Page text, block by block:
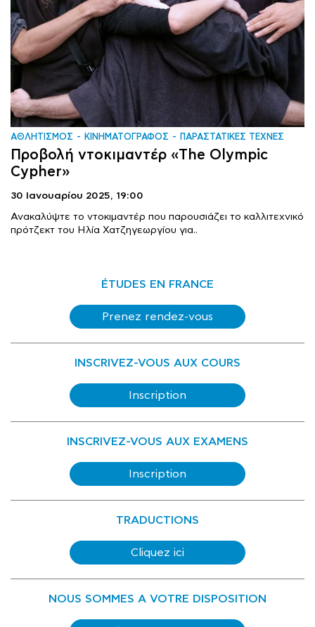
ΑΘΛΗΤΙΣΜΟΣ ΚΙΝΗΜΑΤΟΓΡΑΦΟΣ ΠΑΡΑΣΤΑΤΙΚΕΣ ΤΕΧΝΕΣ
Προβολή ντοκιμαντέρ «The Olympic
Cypher»
30 Ιανουαρίου 2025, 19:00
Ανακαλύψτε το ντοκιμαντέρ που παρουσιάζει το καλλιτεχνικό
πρότζεκτ του Ηλία Χατζηγεωργίου για..
ÉTUDES EN FRANCE
Prenez rendez-vous
INSCRIVEZ-VOUS AUX COURS
Inscription
INSCRIVEZ-VOUS AUX EXAMENS
Inscription
TRADUCTIONS
Cliquez ici
NOUS SOMMES A VOTRE DISPOSITION